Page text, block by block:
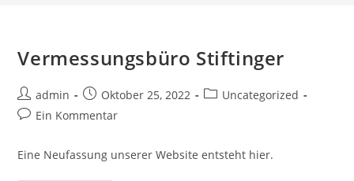
Vermessungsbüro Stiftinger
Beitrags-
Autor:
admin
Beitrag
veröffentlicht:
Oktober 25, 2022
Beitrags-
Uncategorized
Beitrags-
Ein Kommentar
Eine Neufassung unserer Website entsteht hier.